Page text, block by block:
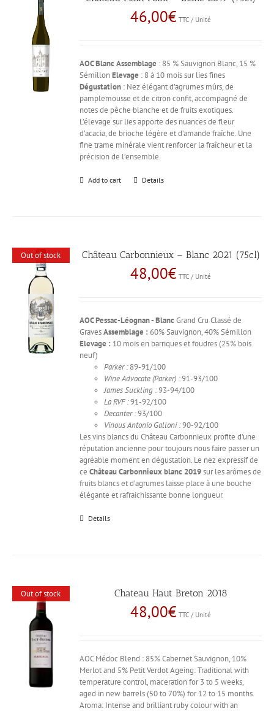
46,00€ TTC / Unité
AOC Blanc Assemblage : 85 % Sauvignon Blanc, 15 %
SémillonElevage : 8 à 10 mois sur lies fines
Dégustation : Nez élégant d’agrumes mûrs, de
pamplemousse et de citron confit, accompagné de
notes de pêche blanche et de fruits exotiques.
L’élevage sur lies apporte des nuances de fleur
d’acacia, de brioche légère et d’amande fraîche. Une
fine trame minérale vient renforcer la fraîcheur et la
précision de l’ensemble.
Add to cart Details
Out of stock Château Carbonnieux – Blanc 2021 (75cl)
48,00€ TTC / Unité
AOC Pessac-Léognan - Blanc Grand Cru Classé de
GravesAssemblage : 60% Sauvignon, 40% Sémillon
Elevage : 10 mois en barriques et foudres (25% bois
neuf)
Parker :89-91/100
Wine Advocate (Parker) :91-93/100
James Suckling :93-94/100
La RVF :91-92/100
Decanter :93/100
Vinous Antonio Galloni :90-92/100
Les vins blancs du Château Carbonnieux profite d’une
réputation ancienne pour toujours nous faire passer un
agréable moment en dégustation. Le nez expressif de
ceChâteau Carbonnieux blanc 2019sur les arômes de
fruits blancs et d’agrumes laisse place à une bouche
élégante et rafraichissante bonne longueur.
Details
Out of stock Chateau Haut Breton 2018
48,00€ TTC / Unité
AOC Médoc Blend : 85% Cabernet Sauvignon, 10%
Merlot and 5% Petit Verdot Ageing: Traditional with
temperature control, maceration for 3 to 5 weeks,
aged in new barrels (50 to 70%) for 12 to 15 months.
Aroma: Intense and brilliant ruby colour with an